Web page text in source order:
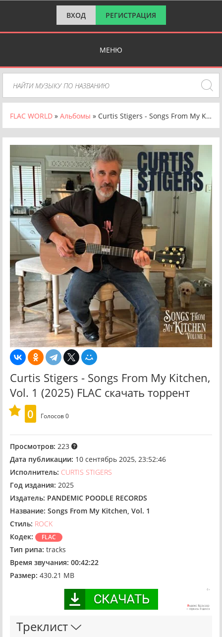
ВХОД РЕГИСТРАЦИЯ
МЕНЮ
FLAC WORLD » Альбомы » Curtis Stigers - Songs From My Kitchen, Vol. 1 [24-bit Hi-Res] (2025) FLAC
Curtis Stigers - Songs From My Kitchen,
Vol. 1 (2025) FLAC скачать торрент
0
Голосов0
Просмотров: 223
Дата публикации: 10 сентябрь 2025, 23:52:46
Исполнитель: CURTIS STIGERS
Год издания: 2025
Издатель: PANDEMIC POODLE RECORDS
Название: Songs From My Kitchen, Vol. 1
Стиль: ROCK
Кодек:
FLAC
Тип рипа: tracks
Время звучания: 00:42:22
Размер: 430.21 MB
Треклист